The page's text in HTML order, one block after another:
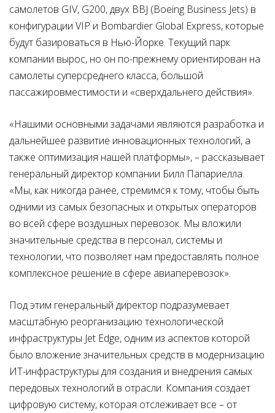
самолетов GIV, G200, двух BBJ (Boeing Business Jets) в
конфигурации VIP и Bombardier Global Express, которые
будут базироваться в Нью-Йорке. Текущий парк
компании вырос, но он по-прежнему ориентирован на
самолеты суперсреднего класса, большой
пассажировместимости и «сверхдальнего действия».
«Нашими основными задачами являются разработка и
дальнейшее развитие инновационных технологий, а
также оптимизация нашей платформы», – рассказывает
генеральный директор компании Билл Папариелла.
«Мы, как никогда ранее, стремимся к тому, чтобы быть
одними из самых безопасных и открытых операторов
во всей сфере воздушных перевозок. Мы вложили
значительные средства в персонал, системы и
технологии, что позволяет нам предоставлять полное
комплексное решение в сфере авиаперевозок».
Под этим генеральный директор подразумевает
масштабную реорганизацию технологической
инфраструктуры Jet Edge, одним из аспектов которой
было вложение значительных средств в модернизацию
ИТ-инфраструктуры для создания и внедрения самых
передовых технологий в отрасли. Компания создает
цифровую систему, которая отслеживает все – от